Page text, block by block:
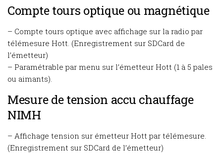
Compte tours optique ou magnétique
– Compte tours optique avec affichage sur la radio par
télémesure Hott. (Enregistrement sur SDCard de
l’émetteur)
– Paramétrable par menu sur l’émetteur Hott (1 à 5 pales
ou aimants).
Mesure de tension accu chauffage
NIMH
– Affichage tension sur émetteur Hott par télémesure.
(Enregistrement sur SDCard de l’émetteur)